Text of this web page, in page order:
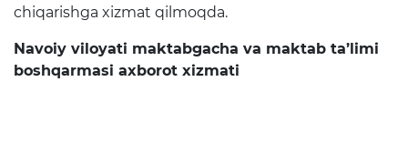
Konferensiyalar
Yordam
chiqarishga xizmat qilmoqda.
Navoiy viloyati maktabgacha va maktab ta’limi
boshqarmasi axborot xizmati